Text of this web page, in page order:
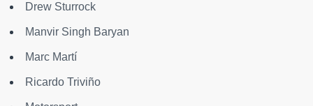
Drew Sturrock
Manvir Singh Baryan
Marc Martí
Ricardo Triviño